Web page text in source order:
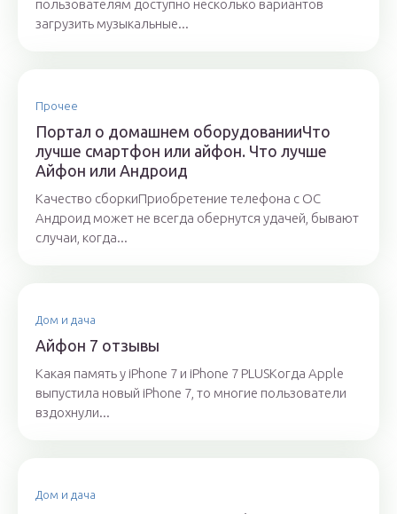
пользователям доступно несколько вариантов
загрузить музыкальные...
Прочее
Портал о домашнем оборудованииЧто
лучше смартфон или айфон. Что лучше
Айфон или Андроид
Качество сборкиПриобретение телефона с ОС
Андроид может не всегда обернутся удачей, бывают
случаи, когда...
Дом и дача
Айфон 7 отзывы
Какая память у iPhone 7 и iPhone 7 PLUSКогда Apple
выпустила новый iPhone 7, то многие пользователи
вздохнули...
Дом и дача